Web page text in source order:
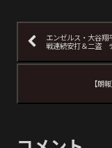
エンゼルス・大谷
戦連続安打＆二盗
【朗